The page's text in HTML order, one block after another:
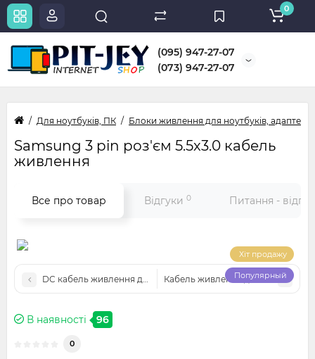
(095) 947-27-07
(073) 947-27-07
0
Для ноутбуків, ПК Блоки живлення для ноутбуків, адаптери
Samsung 3 pin роз'єм 5.5x3.0 кабель
живлення
Все про товар Відгуки 0 Питання -
Хіт продажу
Популярный
DC кабель живлення для БП LENOVO USB + pin прямокутний
Кабель живлення для ПК,
В наявності 96
0